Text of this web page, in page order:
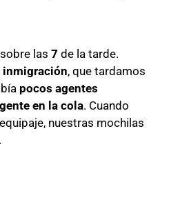
las 7 de la tarde.
inmigración, que tardamos
pocos agentes
en la cola. Cuando
nuestras mochilas